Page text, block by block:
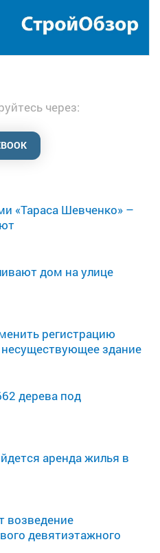
«Тараса Шевченко» –
дом на улице
регистрацию
здание
дерева под
аренда жилья в
возведение
девятиэтажного
через: